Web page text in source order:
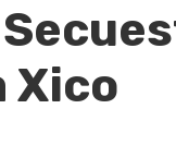
Xico